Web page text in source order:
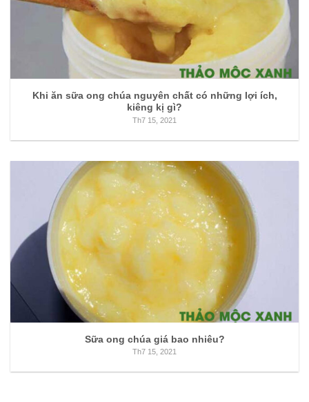
Khi ăn sữa ong chúa nguyên chất có những lợi ích,
kiêng kị gì?
Th7 15, 2021
Sữa ong chúa giá bao nhiêu?
Th7 15, 2021